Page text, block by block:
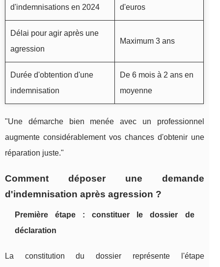
d'indemnisations en 2024
d'euros
Délai pour agir après une
agression
Maximum 3 ans
Durée d'obtention d'une
indemnisation
De 6 mois à 2 ans en
moyenne
"Une démarche bien menée avec un professionnel
augmente considérablement vos chances d'obtenir une
réparation juste."
Comment déposer une demande
d'indemnisation après agression ?
Première étape : constituer le dossier de
déclaration
La constitution du dossier représente l'étape